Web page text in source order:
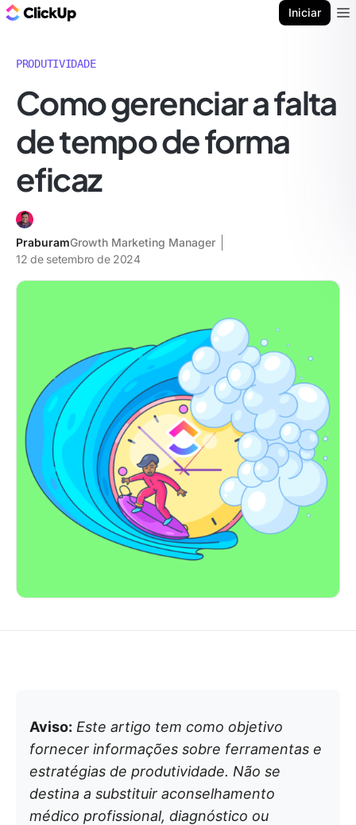
Iniciar
PRODUTIVIDADE
Como gerenciar a falta
de tempo de forma
eficaz
PraburamGrowth Marketing Manager
12 de setembro de 2024
Aviso: Este artigo tem como objetivo
fornecer informações sobre ferramentas e
estratégias de produtividade. Não se
destina a substituir aconselhamento
médico profissional, diagnóstico ou